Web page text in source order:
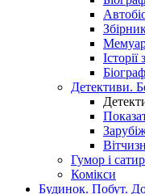
Детективи.
Гумор і
Комікси
Будинок. Побут.